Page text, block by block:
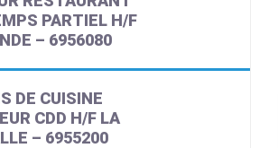
PARTIEL H/F
– 6956080
DE CUISINE
CDD H/F LA
– 6955200